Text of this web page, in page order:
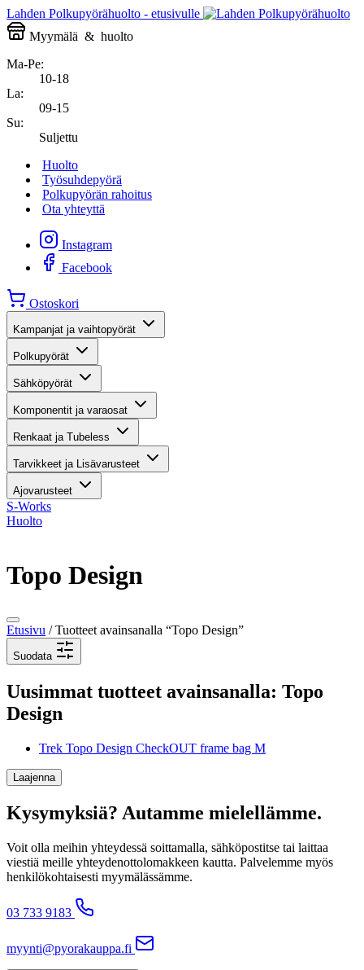
Lahden Polkupyörähuolto - etusivulle
Myymälä & huolto
Ma-Pe:
10-18
La:
09-15
Su:
Suljettu
Huolto
Työsuhdepyörä
Polkupyörän rahoitus
Ota yhteyttä
Instagram
Facebook
Ostoskori
Kampanjat ja vaihtopyörät
Polkupyörät
Sähköpyörät
Komponentit ja varaosat
Renkaat ja Tubeless
Tarvikkeet ja Lisävarusteet
Ajovarusteet
S-Works
Huolto
Topo Design
Etusivu / Tuotteet avainsanalla “Topo Design”
Suodata
Uusimmat tuotteet avainsanalla: Topo
Design
Trek Topo Design CheckOUT frame bag M
Laajenna
Kysymyksiä? Autamme mielellämme.
Voit olla meihin yhteydessä soittamalla, sähköpostitse tai laittaa
viestiä meille yhteydenottolomakkeen kautta. Palvelemme myös
henkilökohtaisesti myymälässämme.
03 733 9183
myynti@pyorakauppa.fi